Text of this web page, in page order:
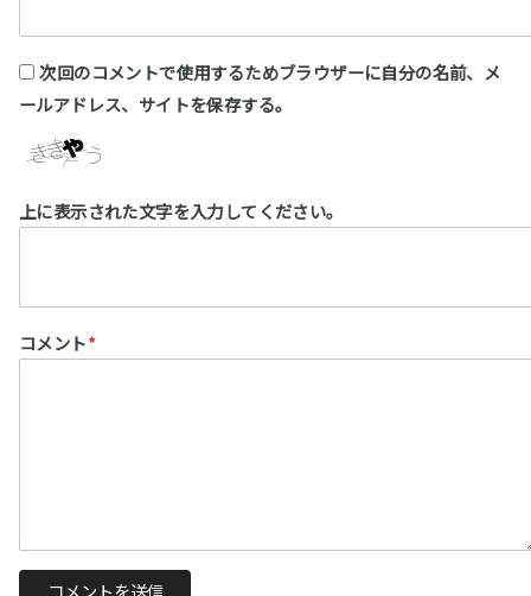
次回のコメントで使用するためブラウザーに自分の名前、メ
ールアドレス、サイトを保存する。
上に表示された文字を入力してください。
コメント*